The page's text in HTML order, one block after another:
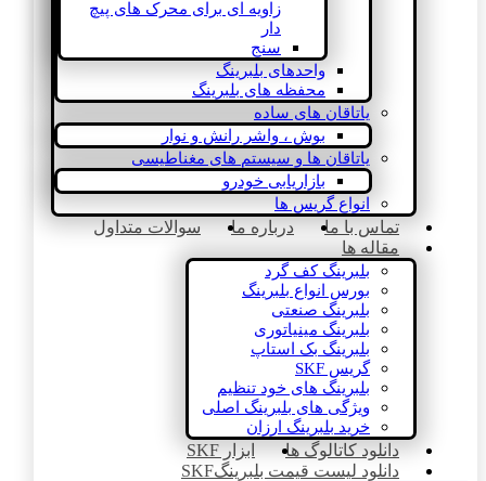
زاویه ای برای محرک های پیچ
دار
سنج
واحدهای بلبرینگ
محفظه های بلبرینگ
یاتاقان های ساده
بوش ، واشر رانش و نوار
یاتاقان ها و سیستم های مغناطیسی
بازاریابی خودرو
انواع گریس ها
تماس با ما درباره ما
سوالات متداول
مقاله ها
بلبرینگ کف گرد
بورس انواع بلبرینگ
بلبرینگ صنعتی
بلبرینگ مینیاتوری
بلبرینگ بک استاپ
گریس SKF
بلبرینگ های خود تنظیم
ویژگی های بلبرینگ اصلی
خرید بلبرینگ ارزان
دانلود کاتالوگ ها
ابزار SKF
دانلود لیست قیمت بلبرینگSKF